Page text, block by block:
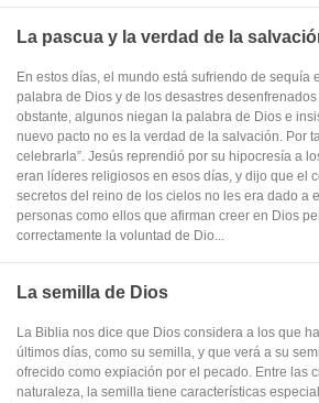
La pascua y la verdad de la
En estos días, el mundo está sufriendo de sequía
palabra de Dios y de los desastres desenfrenados
obstante, algunos niegan la palabra de Dios e
nuevo pacto no es la verdad de la salvación. Por
celebrarla”. Jesús reprendió por su hipocresía a
eran líderes religiosos en esos días, y dijo que el
secretos del reino de los cielos no les era dado a
personas como ellos que afirman creer en Dios
correctamente la voluntad de Dio...
La semilla de Dios
La Biblia nos dice que Dios considera a los que
últimos días, como su semilla, y que verá a su
ofrecido como expiación por el pecado. Entre las
naturaleza, la semilla tiene características